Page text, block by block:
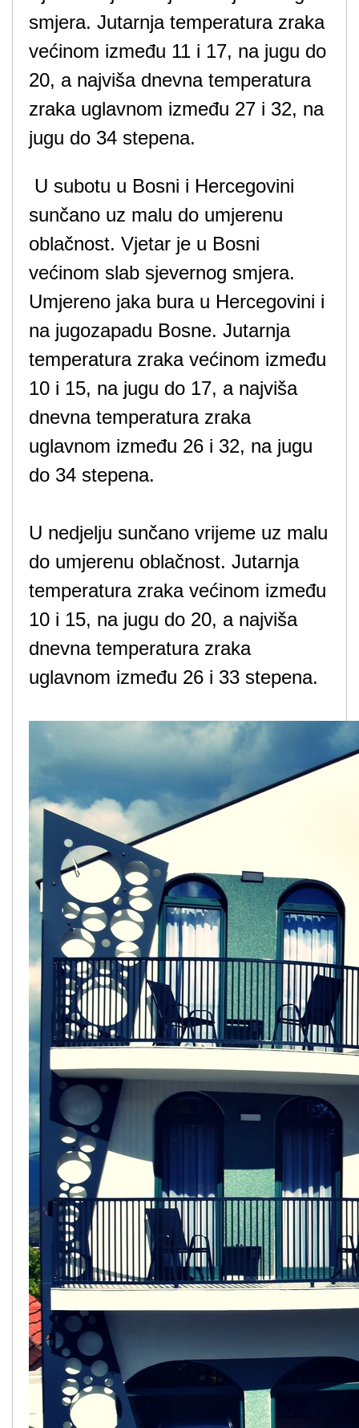
smjera. Jutarnja temperatura zraka
većinom između 11 i 17, na jugu do
20, a najviša dnevna temperatura
zraka uglavnom između 27 i 32, na
jugu do 34 stepena.
U subotu u Bosni i Hercegovini
sunčano uz malu do umjerenu
oblačnost. Vjetar je u Bosni
većinom slab sjevernog smjera.
Umjereno jaka bura u Hercegovini i
na jugozapadu Bosne. Jutarnja
temperatura zraka većinom između
10 i 15, na jugu do 17, a najviša
dnevna temperatura zraka
uglavnom između 26 i 32, na jugu
do 34 stepena.
U nedjelju sunčano vrijeme uz malu
do umjerenu oblačnost. Jutarnja
temperatura zraka većinom između
10 i 15, na jugu do 20, a najviša
dnevna temperatura zraka
uglavnom između 26 i 33 stepena.